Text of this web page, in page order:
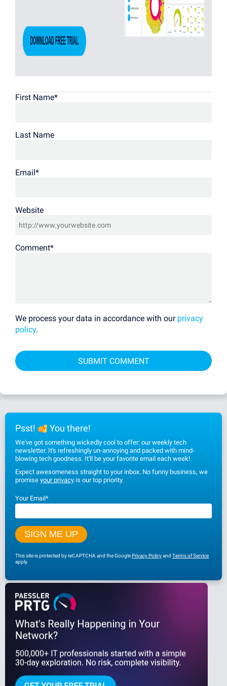
First Name*
Last Name
Email *
Website
Comment*
We process your data in accordance with our privacy
policy.
Psst! You there!
We've got something wickedly cool to offer: our weekly tech
newsletter. It's refreshingly un-annoying and packed with mind-
blowing tech goodness. It'll be your favorite email each week!
Expect awesomeness straight to your inbox. No funny business, we
promise your privacy is our top priority.
Your Email*
This site is protected by reCAPTCHA and the GooglePrivacy Policyand Terms of Service
apply.